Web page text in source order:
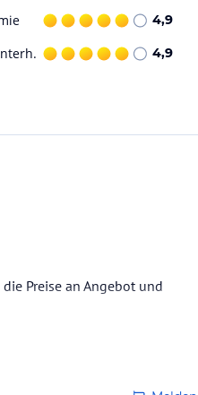
4,9
4,9
Preise an Angebot und